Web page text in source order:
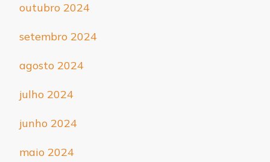
outubro 2024
setembro 2024
agosto 2024
julho 2024
junho 2024
maio 2024